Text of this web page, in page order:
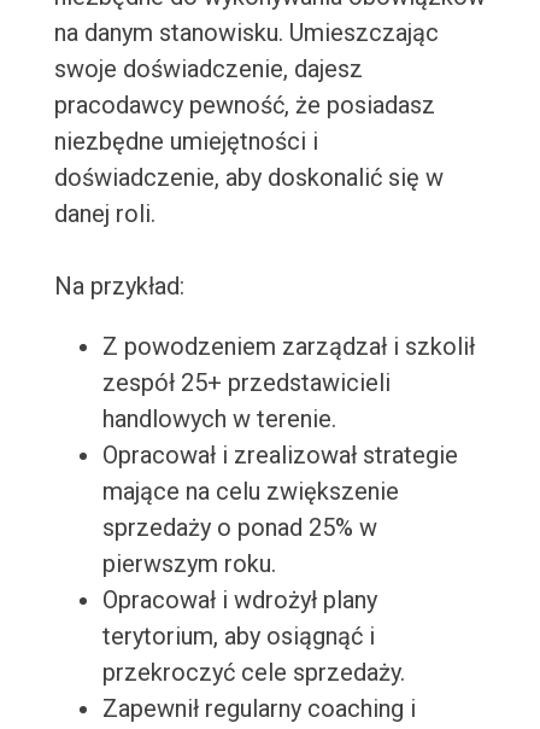
na danym stanowisku. Umieszczając
swoje doświadczenie, dajesz
pracodawcy pewność, że posiadasz
niezbędne umiejętności i
doświadczenie, aby doskonalić się w
danej roli.
Na przykład:
Z powodzeniem zarządzał i szkolił
zespół 25+ przedstawicieli
handlowych w terenie.
Opracował i zrealizował strategie
mające na celu zwiększenie
sprzedaży o ponad 25% w
pierwszym roku.
Opracował i wdrożył plany
terytorium, aby osiągnąć i
przekroczyć cele sprzedaży.
Zapewnił regularny coaching i